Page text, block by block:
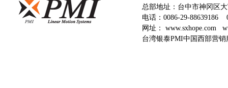
总部地址：台中市神冈区
电话： 0086-29-88639186
网址： www.sxhope.com
台湾银泰PMI中国西部营